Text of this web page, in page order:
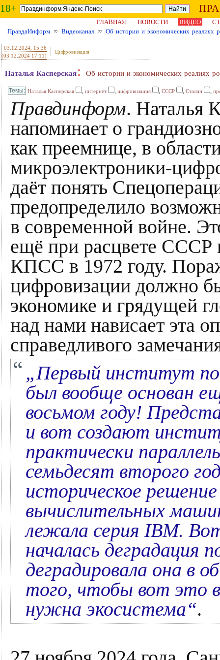
18+
ГЛАВНАЯ НОВОСТИ ВИДЕО
ПравдаИнформ ≈ Видеоканал ≈ Об истории и экономических реалиях
03.12.2024 , 15:36
(03.12.2024 17:11)
Цифровизация
Наталья Касперская: Об истории и экономических реалиях
Наталья Касперская , интернет , цифровизация , СССР , Сталин ,
Правдинформ. Наталья
напоминает о
как преемнице, в
микроэлектроники-
даёт понять
предопределило
в современной войне.
ещё при расцвете СССР
КПСС в 1972 году.
цифровизации должно
экономике и грядущей
над нами нависает эта
справедливого
„Первый институт
был вообще основан
восьмом году!
и вот создают
практически
семьдесят второго
историческое
вычислительных
лежала серия IBM.
началась деградация
деградировала она в
того, чтобы вот это
нужна экосистема“.